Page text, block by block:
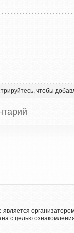
, чтобы
является
с целью